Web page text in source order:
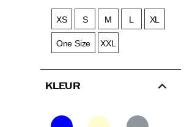
XS S M L XL
One Size XXL
KLEUR